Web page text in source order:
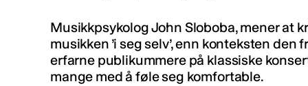
Musikkpsykolog John Sloboba, mener at
musikken ’i seg selv’, enn konteksten
erfarne publikummere på klassiske
mange med å føle seg komfortable.